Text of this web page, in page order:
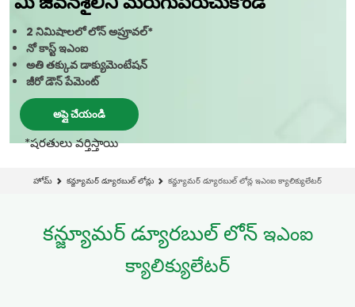
2 నిమిషాలలో లోన్ అప్రూవల్*
నో కాస్ట్ ఇఎంఐ
అతి తక్కువ డాక్యుమెంటేషన్
జీరో డౌన్ పేమెంట్
అప్లై చేయండి
*షరతులు వర్తిస్తాయి
హోమ్ కన్జ్యూమర్ డ్యూరబుల్ లోన్లు కన్జ్యూమర్ డ్యూరబుల్ లోన్ల ఇఎంఐ క్యాలిక్యులేటర్
కన్జ్యూమర్ డ్యూరబుల్ లోన్ ఇఎంఐ
క్యాలిక్యులేటర్